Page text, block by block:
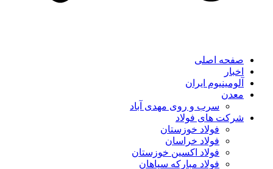
صفحه اصلی
اخبار
آلومینیوم ایران
معدن
سرب و روی مهدی آباد
شرکت های فولاد
فولاد خوزستان
فولاد خراسان
فولاد اکسین خوزستان
فولاد مبارکه سپاهان